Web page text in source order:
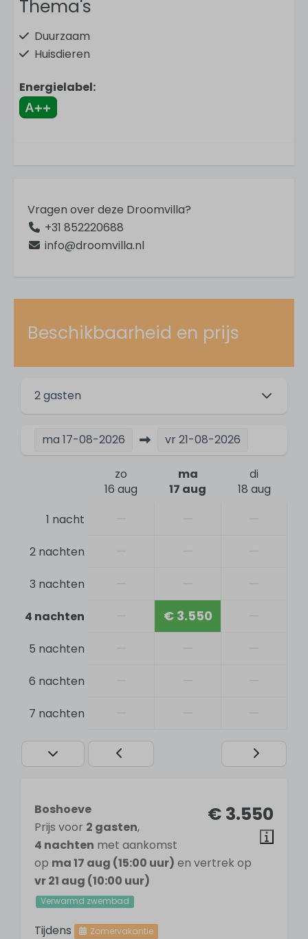
Thema's
Duurzaam
Huisdieren
Unieke locatie
Kids
Bij golfbaan
Bij speelvoorzieningen
Dichtbij dorp
Babybed (exclusief linnen)
Kinderstoel
Activiteiten
Golfen
Algemeen
Tafeltennis
Trampoline
Speeltuin
Gratis Wifi
Verwarmd zwembad
Wasdroger
Wasmachine
Stofzuiger
Rookvrij
Badkamer
8 badkamers
Wastafel
Douche
Energielabel:
Vragen over deze Droomvilla?
+31 852220688
info@droomvilla.nl
Beschikbaarheid en prijs
2 gasten
ma 17-08-2026 vr 21-08-2026
zo
16 aug
ma
17 aug
di
18 aug
1 nacht
2 nachten
3 nachten
4 nachten € 3.550
5 nachten
6 nachten
7 nachten
€ 3.550
Boshoeve
Prijs voor 2 gasten,
4 nachten met aankomst
op ma 17 aug (15:00 uur) en vertrek op
vr 21 aug (10:00 uur)
Verwarmd zwembad
Tijdens Zomervakantie